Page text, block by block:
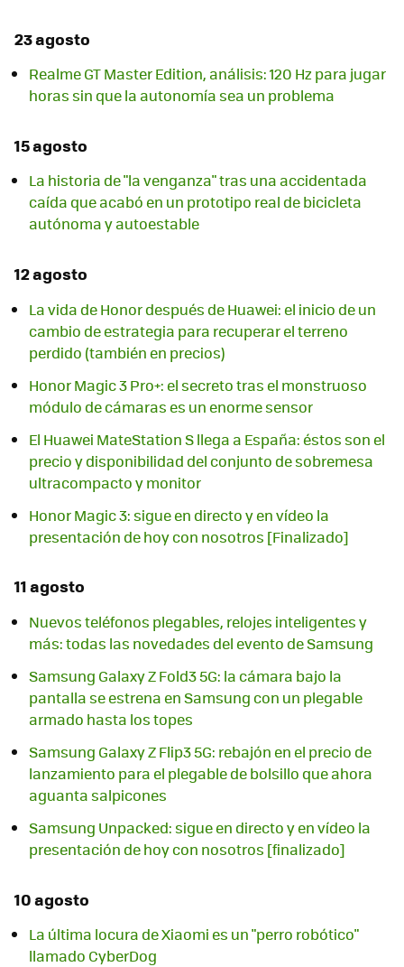
23 agosto
Realme GT Master Edition, análisis: 120 Hz para jugar
horas sin que la autonomía sea un problema
15 agosto
La historia de "la venganza" tras una accidentada
caída que acabó en un prototipo real de bicicleta
autónoma y autoestable
12 agosto
La vida de Honor después de Huawei: el inicio de un
cambio de estrategia para recuperar el terreno
perdido (también en precios)
Honor Magic 3 Pro+: el secreto tras el monstruoso
módulo de cámaras es un enorme sensor
El Huawei MateStation S llega a España: éstos son el
precio y disponibilidad del conjunto de sobremesa
ultracompacto y monitor
Honor Magic 3: sigue en directo y en vídeo la
presentación de hoy con nosotros [Finalizado]
11 agosto
Nuevos teléfonos plegables, relojes inteligentes y
más: todas las novedades del evento de Samsung
Samsung Galaxy Z Fold3 5G: la cámara bajo la
pantalla se estrena en Samsung con un plegable
armado hasta los topes
Samsung Galaxy Z Flip3 5G: rebajón en el precio de
lanzamiento para el plegable de bolsillo que ahora
aguanta salpicones
Samsung Unpacked: sigue en directo y en vídeo la
presentación de hoy con nosotros [finalizado]
10 agosto
La última locura de Xiaomi es un "perro robótico"
llamado CyberDog